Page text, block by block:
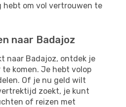
om vol vertrouwen te
naar Badajoz
naar Badajoz, ontdek je
komen. Je hebt volop
Of je nu geld wilt
zoekt, je kunt
of reizen met